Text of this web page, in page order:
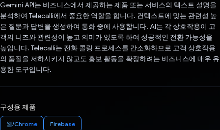
Gemini API는 비즈니스에서 제공하는 제품 또는 서비스의 텍스트 설명을
분석하여 Telecalli에서 중요한 역할을 합니다. 컨텍스트에 맞는 관련성 높
은 질문과 답변을 생성하여 통화 중에 사용합니다. AI는 각 상호작용이 고
객의 니즈와 관련성이 높고 의미가 있도록 하여 성공적인 전환 가능성을
높입니다. Telecalli는 전화 콜링 프로세스를 간소화하므로 고객 상호작용
의 품질을 저하시키지 않고도 홍보 활동을 확장하려는 비즈니스에 매우 유
용한 도구입니다.
구성용 제품
웹/Chrome Firebase